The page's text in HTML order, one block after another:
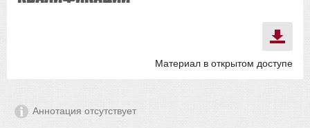
Материал в открытом доступе
Аннотация отсутствует